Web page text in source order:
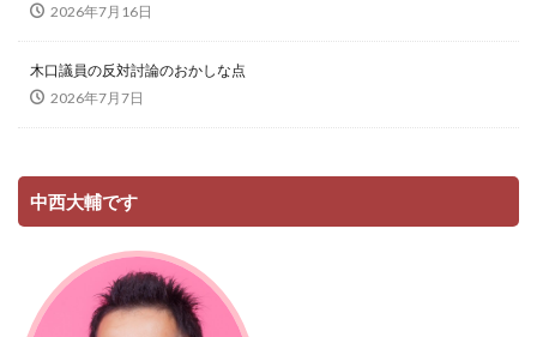
2026年7月16日
木口議員の反対討論のおかしな点
2026年7月7日
中西大輔です